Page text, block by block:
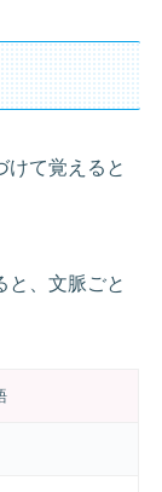
けて覚えると
と、文脈ごと